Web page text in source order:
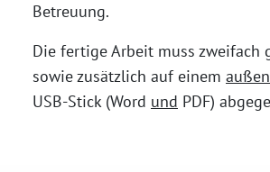
Betreuung.
Die fertige Arbeit muss zweifach
sowie zusätzlich auf einem
USB-Stick (Word und PDF)